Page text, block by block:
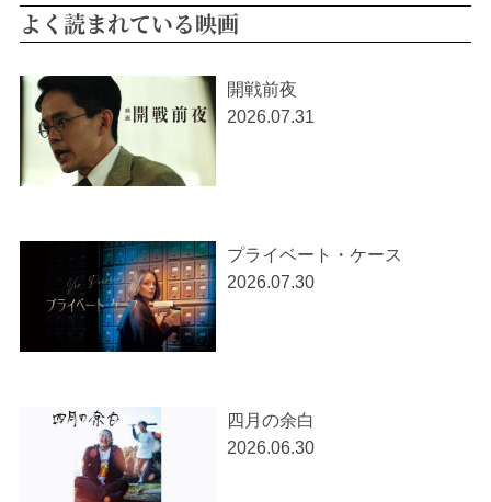
よく読まれている映画
開戦前夜
2026.07.31
プライベート・ケース
2026.07.30
四月の余白
2026.06.30